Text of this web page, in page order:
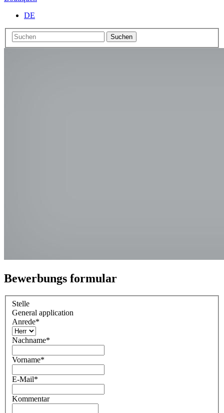
DE
Suchen
Bewerbungs formular
Stelle
General application
Anrede*
Nachname*
Vorname*
E-Mail*
Kommentar